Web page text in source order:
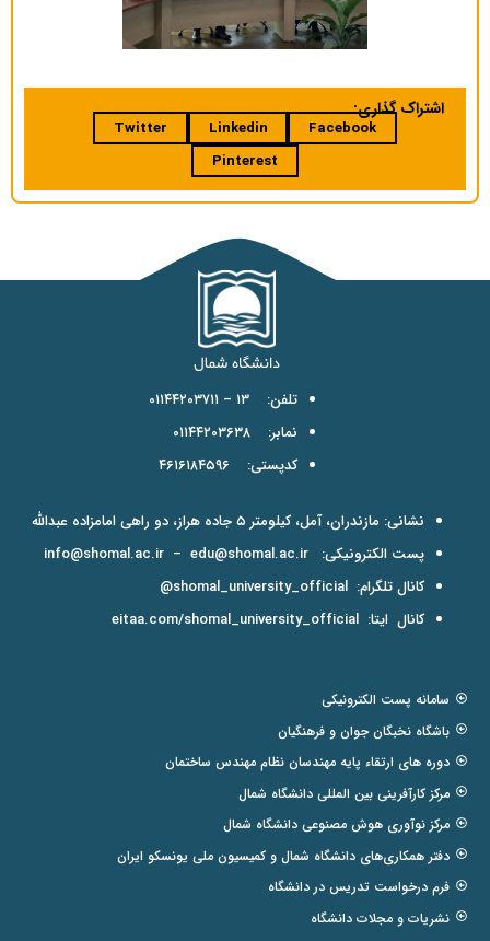
اشتراک گذاری:
Facebook
Linkedin
Twitter
Pinterest
تلفن: ۱۳ – ۰۱۱۴۴۲۰۳۷۱۱
نمابر: ۰۱۱۴۴۲۰۳۶۳۸
کدپستی: ۴۶۱۶۱۸۴۵۹۶
نشانی: مازندران، آمل، کیلومتر ۵ جاده هراز، دو راهی امامزاده عبدالله
پست الکترونیکی:
info@shomal.ac.ir – edu@shomal.ac.ir
کانال تلگرام: shomal_university_official@
کانال ایتا: eitaa.com/shomal_university_official
سامانه پست الکترونیکی
باشگاه نخبگان جوان و فرهنگیان
دوره های ارتقاء پایه مهندسان نظام مهندس ساختمان
مرکز کارآفرینی بین المللی دانشگاه شمال
مرکز نوآوری هوش مصنوعی دانشگاه شمال
دفتر همکاری‌های دانشگاه شمال و کمیسیون ملی یونسکو ایران
فرم درخواست تدریس در دانشگاه
نشریات و مجلات دانشگاه